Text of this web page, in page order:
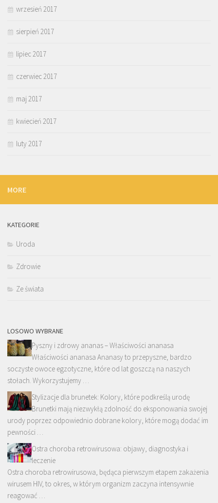
wrzesień 2017
sierpień 2017
lipiec 2017
czerwiec 2017
maj 2017
kwiecień 2017
luty 2017
MORE
KATEGORIE
Uroda
Zdrowie
Ze świata
LOSOWO WYBRANE
Pyszny i zdrowy ananas – Właściwości ananasa
Właściwości ananasa Ananasy to przepyszne, bardzo
soczyste owoce egzotyczne, które od lat goszczą na naszych
stołach. Wykorzystujemy …
Stylizacje dla brunetek: Kolory, które podkreślą urodę
Brunetki mają niezwykłą zdolność do eksponowania swojej
urody poprzez odpowiednio dobrane kolory, które mogą dodać im
pewności …
Ostra choroba retrowirusowa: objawy, diagnostyka i
leczenie
Ostra choroba retrowirusowa, będąca pierwszym etapem zakażenia
wirusem HIV, to okres, w którym organizm zaczyna intensywnie
reagować …